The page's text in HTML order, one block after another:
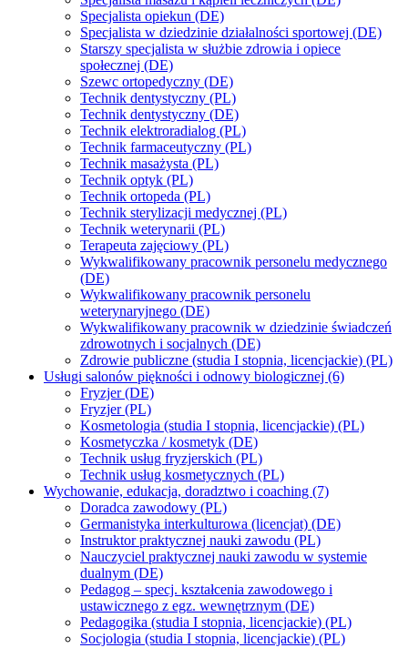
Specjalista opiekun (DE)
Specjalista w dziedzinie działalności sportowej (DE)
Starszy specjalista w służbie zdrowia i opiece
społecznej (DE)
Szewc ortopedyczny (DE)
Technik dentystyczny (PL)
Technik dentystyczny (DE)
Technik elektroradialog (PL)
Technik farmaceutyczny (PL)
Technik masażysta (PL)
Technik optyk (PL)
Technik ortopeda (PL)
Technik sterylizacji medycznej (PL)
Technik weterynarii (PL)
Terapeuta zajęciowy (PL)
Wykwalifikowany pracownik personelu medycznego
(DE)
Wykwalifikowany pracownik personelu
weterynaryjnego (DE)
Wykwalifikowany pracownik w dziedzinie świadczeń
zdrowotnych i socjalnych (DE)
Zdrowie publiczne (studia I stopnia, licencjackie) (PL)
Usługi salonów piękności i odnowy biologicznej (6)
Fryzjer (DE)
Fryzjer (PL)
Kosmetologia (studia I stopnia, licencjackie) (PL)
Kosmetyczka / kosmetyk (DE)
Technik usług fryzjerskich (PL)
Technik usług kosmetycznych (PL)
Wychowanie, edukacja, doradztwo i coaching (7)
Doradca zawodowy (PL)
Germanistyka interkulturowa (licencjat) (DE)
Instruktor praktycznej nauki zawodu (PL)
Nauczyciel praktycznej nauki zawodu w systemie
dualnym (DE)
Pedagog – specj. kształcenia zawodowego i
ustawicznego z egz. wewnętrznym (DE)
Pedagogika (studia I stopnia, licencjackie) (PL)
Socjologia (studia I stopnia, licencjackie) (PL)